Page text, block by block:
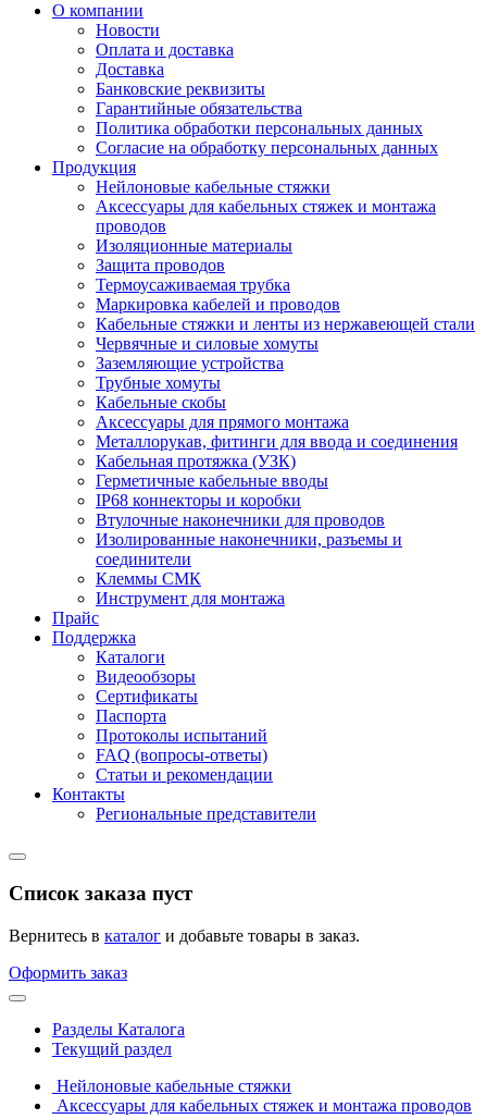
О компании
Новости
Оплата и доставка
Доставка
Банковские реквизиты
Гарантийные обязательства
Политика обработки персональных данных
Согласие на обработку персональных данных
Продукция
Нейлоновые кабельные стяжки
Аксессуары для кабельных стяжек и монтажа
проводов
Изоляционные материалы
Защита проводов
Термоусаживаемая трубка
Маркировка кабелей и проводов
Кабельные стяжки и ленты из нержавеющей стали
Червячные и силовые хомуты
Заземляющие устройства
Трубные хомуты
Кабельные скобы
Аксессуары для прямого монтажа
Металлорукав, фитинги для ввода и соединения
Кабельная протяжка (УЗК)
Герметичные кабельные вводы
IP68 коннекторы и коробки
Втулочные наконечники для проводов
Изолированные наконечники, разъемы и
соединители
Клеммы СМК
Инструмент для монтажа
Прайс
Поддержка
Каталоги
Видеообзоры
Сертификаты
Паспорта
Протоколы испытаний
FAQ (вопросы-ответы)
Статьи и рекомендации
Контакты
Региональные представители
Список заказа пуст
Вернитесь в каталог и добавьте товары в заказ.
Оформить заказ
Разделы Каталога
Текущий раздел
Нейлоновые кабельные стяжки
Аксессуары для кабельных стяжек и монтажа проводов